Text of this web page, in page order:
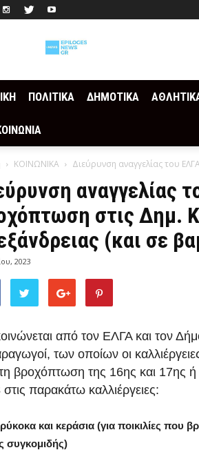
ΠΟΛΙΤΙΚΑ ΔΗΜΟΤΙΚΑ
ΚΟΙΝΩΝΙΚΑ Διεύρυνση αναγγελίας του
αναγγελίας
στις Δημ.
(και σε
2023
από τον ΕΛΓΑ και τον
των οποίων οι
βροχόπτωση της 16ης και 17ης
παρακάτω καλλιέργειες:
και κεράσια (για ποικιλίες που
συγκομιδής)